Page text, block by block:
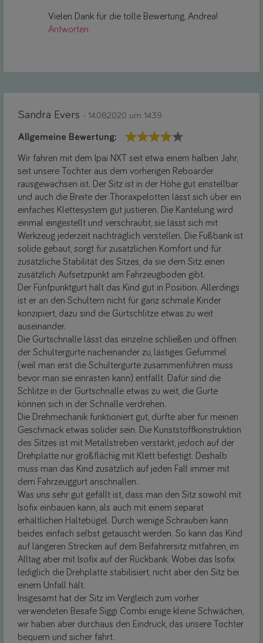
Vielen Dank für die tolle Bewertung, Andrea!
Antworten
Sandra Evers - 14.08.2020 um 14:39
Allgemeine Bewertung:
Wir fahren mit dem Ipai NXT seit etwa einem halben Jahr,
seit unsere Tochter aus dem vorherigen Reboarder
rausgewachsen ist. Der Sitz ist in der Höhe gut einstellbar
und auch die Breite der Thoraxpelotten lässt sich über ein
einfaches Klettesystem gut justieren. Die Kantelung wird
einmal eingestellt und verschraubt, sie lässt sich mit
Werkzeug jederzeit nachträglich verstellen. Die Fußbank ist
solide gebaut, sorgt für zusätzlichen Komfort und für
zusätzliche Stabilität des Sitzes, da sie dem Sitz einen
zusätzlich Aufsetzpunkt am Fahrzeugboden gibt.
Der Fünfpunktgurt hält das Kind gut in Position. Allerdings
ist er an den Schultern nicht für ganz schmale Kinder
konzipiert, dazu sind die Gurtschlitze etwas zu weit
auseinander.
Die Gurtschnalle lässt das einzelne schließen und öffnen
der Schultergurte nacheinander zu, lästiges Gefummel
(weil man erst die Schultergurte zusammenführen muss
bevor man sie einrasten kann) entfällt. Dafür sind die
Schlitze in der Gurtschnalle etwas zu weit, die Gurte
können sich in der Schnalle verdrehen.
Die Drehmechanik funktioniert gut, dürfte aber für meinen
Geschmack etwas solider sein. Die Kunststoffkonstruktion
des Sitzes ist mit Metallstreben verstärkt, jedoch auf der
Drehplatte nur großflächig mit Klett befestigt. Deshalb
muss man das Kind zusätzlich auf jeden Fall immer mit
dem Fahrzeuggurt anschnallen.
Was uns sehr gut gefällt ist, dass man den Sitz sowohl mit
Isofix einbauen kann, als auch mit einem separat
erhältlichen Haltebügel. Durch wenige Schrauben kann
beides einfach selbst getauscht werden. So kann das Kind
auf längeren Strecken auf dem Beifahrersitz mitfahren, im
Alltag aber mit Isofix auf der Rückbank. Wobei das Isofix
lediglich die Drehplatte stabilisiert, nicht aber den Sitz bei
einem Unfall hält.
Insgesamt hat der Sitz im Vergleich zum vorher
verwendeten Besafe Siggi Combi einige kleine Schwächen,
wir haben aber durchaus den Eindruck, das unsere Tochter
bequem und sicher fährt.